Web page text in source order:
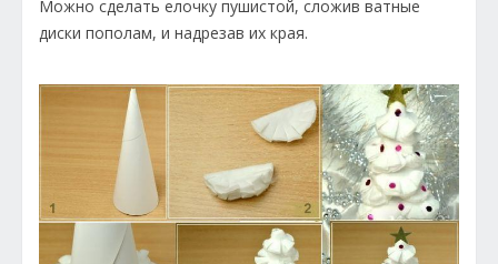
Можно сделать елочку пушистой, сложив ватные
диски пополам, и надрезав их края.